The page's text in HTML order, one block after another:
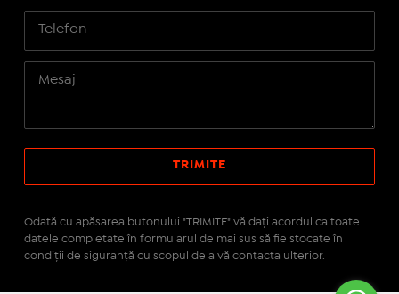
Odată cu apăsarea butonului "TRIMITE" vă daţi acordul ca toate
datele completate în formularul de mai sus să fie stocate în
condiţii de siguranţă cu scopul de a vă contacta ulterior.